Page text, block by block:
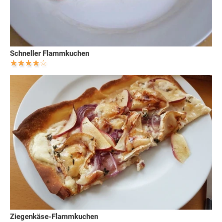
Schneller Flammkuchen
Ziegenkäse-Flammkuchen